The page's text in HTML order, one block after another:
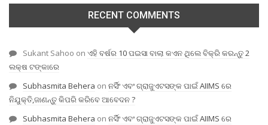
RECENT COMMENTS
Sukant Sahoo on ଏହି ବର୍ଷର 10 ପଇସା ବାଲା କଏନ ଥିଲେ ବିକ୍ରି କରନ୍ତୁ 2
ଲକ୍ଷ ଟଙ୍କାରେ
Subhasmita Behera on ନର୍ସିଂ ଏବଂ ଗ୍ରାଜୁଏଟସଙ୍କ ପାଇଁ AIIMS ରେ
ନିଯୁକ୍ତି,ଜାଣନ୍ତୁ କିପରି କରିବେ ଆବେଦନ ?
Subhasmita Behera on ନର୍ସିଂ ଏବଂ ଗ୍ରାଜୁଏଟସଙ୍କ ପାଇଁ AIIMS ରେ